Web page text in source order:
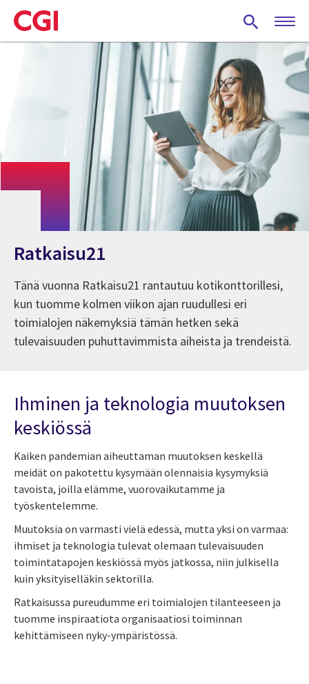
Skip
to
main
Ratkaisu21
Tänä vuonna Ratkaisu21 rantautuu kotikonttorillesi,
kun tuomme kolmen viikon ajan ruudullesi eri
toimialojen näkemyksiä tämän hetken sekä
tulevaisuuden puhuttavimmista aiheista ja trendeistä.
Ihminen ja teknologia muutoksen
keskiössä
Kaiken pandemian aiheuttaman muutoksen keskellä
meidät on pakotettu kysymään olennaisia kysymyksiä
tavoista, joilla elämme, vuorovaikutamme ja
työskentelemme.
Muutoksia on varmasti vielä edessä, mutta yksi on varmaa:
ihmiset ja teknologia tulevat olemaan tulevaisuuden
toimintatapojen keskiössä myös jatkossa, niin julkisella
kuin yksityiselläkin sektorilla.
Ratkaisussa pureudumme eri toimialojen tilanteeseen ja
tuomme inspiraatiota organisaatiosi toiminnan
kehittämiseen nyky-ympäristössä.